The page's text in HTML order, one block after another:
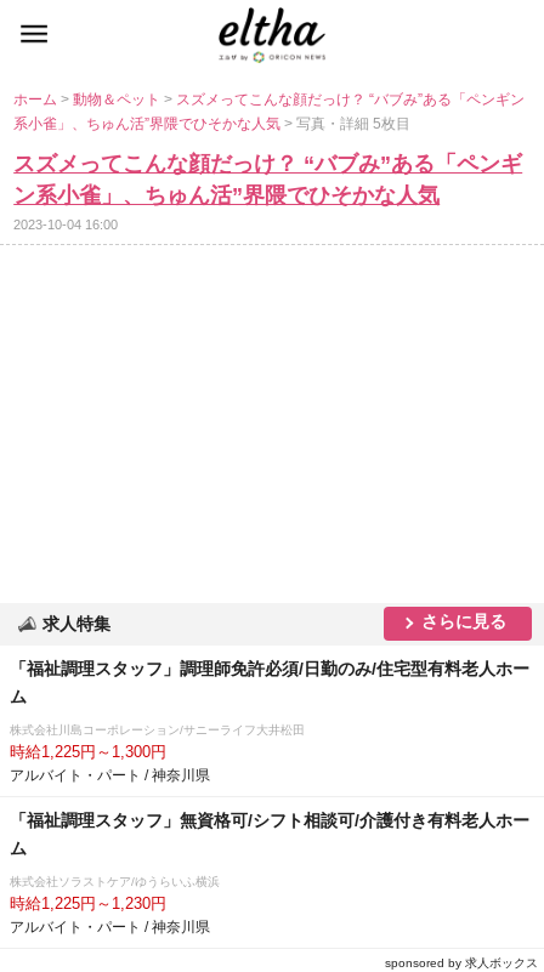
ホーム>動物＆ペット> スズメってこんな顔だっけ？ “バブみ”ある「ペンギン
系小雀」、ちゅん活”界隈でひそかな人気> 写真・詳細 5枚目
スズメってこんな顔だっけ？ “バブみ”ある「ペンギ
ン系小雀」、ちゅん活”界隈でひそかな人気
2023-10-04 16:00
求人特集 さらに見る
「福祉調理スタッフ」調理師免許必須/日勤のみ/住宅型有料老人ホー
ム
株式会社川島コーポレーション/サニーライフ大井松田
時給1,225円～1,300円
アルバイト・パート / 神奈川県
「福祉調理スタッフ」無資格可/シフト相談可/介護付き有料老人ホー
ム
株式会社ソラストケア/ゆうらいふ横浜
時給1,225円～1,230円
アルバイト・パート / 神奈川県
sponsored by 求人ボックス